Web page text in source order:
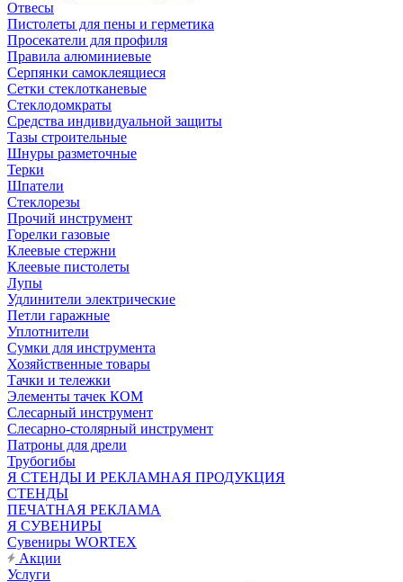
Отвесы
Пистолеты для пены и герметика
Просекатели для профиля
Правила алюминиевые
Серпянки самоклеящиеся
Сетки стеклотканевые
Стеклодомкраты
Средства индивидуальной защиты
Тазы строительные
Шнуры разметочные
Терки
Шпатели
Стеклорезы
Прочий инструмент
Горелки газовые
Клеевые стержни
Клеевые пистолеты
Лупы
Удлинители электрические
Петли гаражные
Уплотнители
Сумки для инструмента
Хозяйственные товары
Тачки и тележки
Элементы тачек КОМ
Слесарный инструмент
Слесарно-столярный инструмент
Патроны для дрели
Трубогибы
Я СТЕНДЫ И РЕКЛАМНАЯ ПРОДУКЦИЯ
СТЕНДЫ
ПЕЧАТНАЯ РЕКЛАМА
Я СУВЕНИРЫ
Сувениры WORTEX
Акции
Услуги